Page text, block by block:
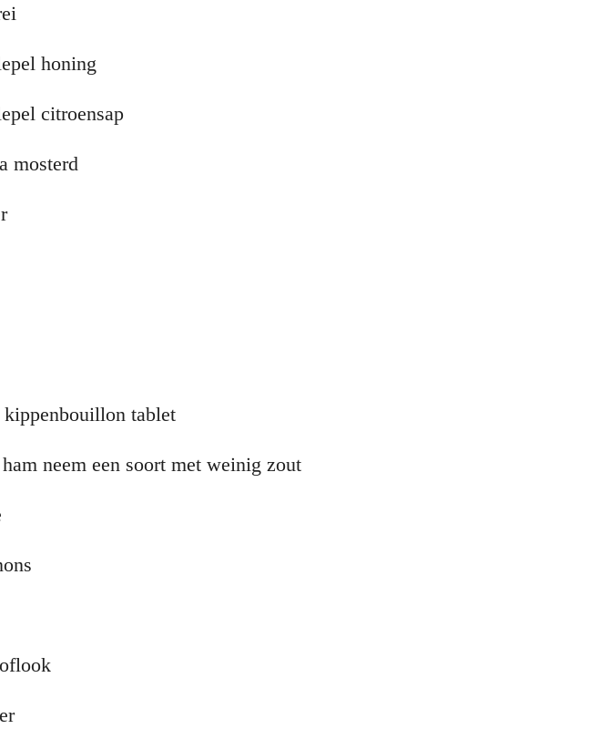
honing
citroensap
mosterd
kippenbouillon tablet
neem een soort met weinig zout